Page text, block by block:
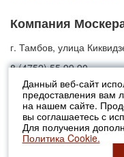
Данный веб-сайт
предоставления вам
на нашем сайте.
вы соглашаетесь с
Для получения
Политика Cookie.
Компания
г. Тамбов, улица
8 (4752) 55 99 90
© 2010-2026 Москерам
Указанные на сайте цены
РФ).
Стоимость и наличие